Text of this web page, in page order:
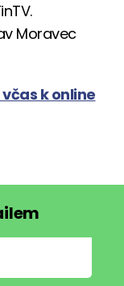
Moravec
k online